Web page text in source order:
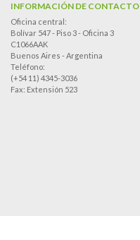
INFORMACIÓN DE CONTACTO
Oficina central:
Bolívar 547 - Piso 3 - Oficina 3
C1066AAK
Buenos Aires - Argentina
Teléfono:
(+54 11) 4345-3036
Fax: Extensión 523